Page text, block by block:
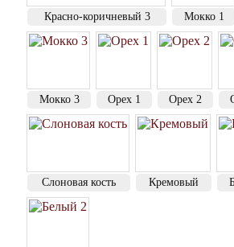
Красно-коричневый 3 Мокко 1
Мокко 3 Орех 1 Орех 2
Слоновая кость Кремовый